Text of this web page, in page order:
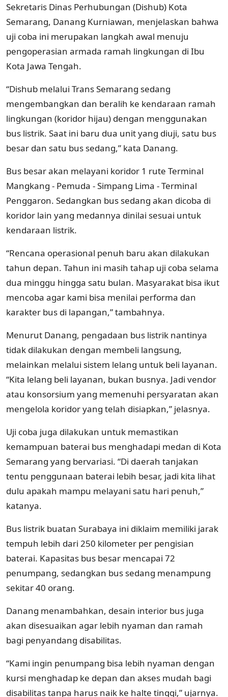
Sekretaris Dinas Perhubungan (Dishub) Kota
Semarang, Danang Kurniawan, menjelaskan bahwa
uji coba ini merupakan langkah awal menuju
pengoperasian armada ramah lingkungan di Ibu
Kota Jawa Tengah.
“Dishub melalui Trans Semarang sedang
mengembangkan dan beralih ke kendaraan ramah
lingkungan (koridor hijau) dengan menggunakan
bus listrik. Saat ini baru dua unit yang diuji, satu bus
besar dan satu bus sedang,” kata Danang.
Bus besar akan melayani koridor 1 rute Terminal
Mangkang - Pemuda - Simpang Lima - Terminal
Penggaron. Sedangkan bus sedang akan dicoba di
koridor lain yang medannya dinilai sesuai untuk
kendaraan listrik.
“Rencana operasional penuh baru akan dilakukan
tahun depan. Tahun ini masih tahap uji coba selama
dua minggu hingga satu bulan. Masyarakat bisa ikut
mencoba agar kami bisa menilai performa dan
karakter bus di lapangan,” tambahnya.
Menurut Danang, pengadaan bus listrik nantinya
tidak dilakukan dengan membeli langsung,
melainkan melalui sistem lelang untuk beli layanan.
“Kita lelang beli layanan, bukan busnya. Jadi vendor
atau konsorsium yang memenuhi persyaratan akan
mengelola koridor yang telah disiapkan,” jelasnya.
Uji coba juga dilakukan untuk memastikan
kemampuan baterai bus menghadapi medan di Kota
Semarang yang bervariasi. “Di daerah tanjakan
tentu penggunaan baterai lebih besar, jadi kita lihat
dulu apakah mampu melayani satu hari penuh,”
katanya.
Bus listrik buatan Surabaya ini diklaim memiliki jarak
tempuh lebih dari 250 kilometer per pengisian
baterai. Kapasitas bus besar mencapai 72
penumpang, sedangkan bus sedang menampung
sekitar 40 orang.
Danang menambahkan, desain interior bus juga
akan disesuaikan agar lebih nyaman dan ramah
bagi penyandang disabilitas.
“Kami ingin penumpang bisa lebih nyaman dengan
kursi menghadap ke depan dan akses mudah bagi
disabilitas tanpa harus naik ke halte tinggi,” ujarnya.